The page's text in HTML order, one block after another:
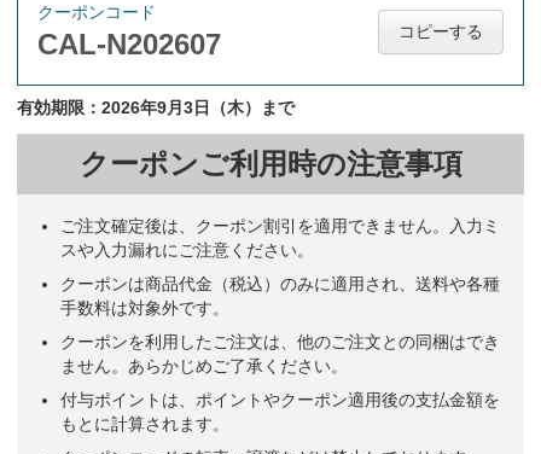
クーポンコード
CAL-N202607 コピーする
有効期限：2026年9月3日（木）まで
クーポンご利用時の注意事項
ご注文確定後は、クーポン割引を適用できません。入力ミ
スや入力漏れにご注意ください。
クーポンは商品代金（税込）のみに適用され、送料や各種
手数料は対象外です。
クーポンを利用したご注文は、他のご注文との同梱はでき
ません。あらかじめご了承ください。
付与ポイントは、ポイントやクーポン適用後の支払金額を
もとに計算されます。